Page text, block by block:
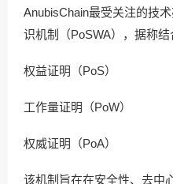
AnubisChain最受关注的技
识机制（PoSWA），据称结
权益证明（PoS）
工作量证明（PoW）
权威证明（PoA）
该机制旨在在安全性、去中